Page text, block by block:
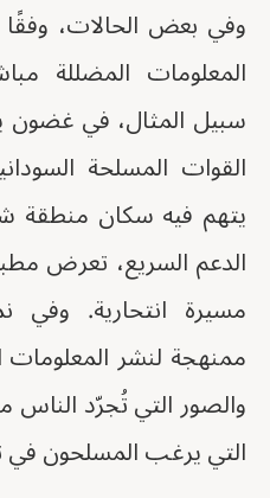
وفي بعض الحالات،
المعلومات المضللة
سبيل المثال، في
القوات المسلحة
يتهم فيه سكان منطقة
الدعم السريع، تعرض
مسيرة انتحارية.
ممنهجة لنشر
والصور التي تُجرّد
التي يرغب المسلحون في